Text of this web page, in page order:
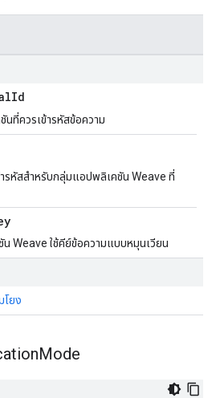
Id
ที่ควรเข้ารหัสข้อความ
ารหัสสำหรับกลุ่มแอปพลิเคชัน Weave ที่
Weave ใช้คีย์ข้อความแบบหมุนเวียน
โยง
Mode